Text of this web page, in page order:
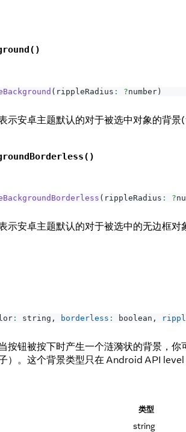
( rippleRadius : ?number)
示安卓主题默认的对于被选中对象的背景(
( rippleRadius : ?
示安卓主题默认的对于被选中的无边框对
: string , borderless : boolean ,
按钮被按下时产生一个涟漪状的背景，
）。这个背景类型只在 Android API level
类型
string